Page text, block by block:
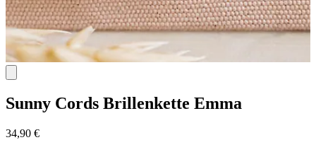
Sunny Cords Brillenkette Emma
34,90 €